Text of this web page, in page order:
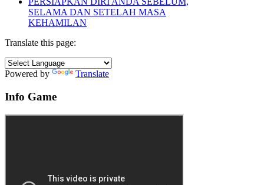
SELAMA DAN SETELAH MASA
KEHAMILAN
Translate this page:
Powered by Translate
Info Game